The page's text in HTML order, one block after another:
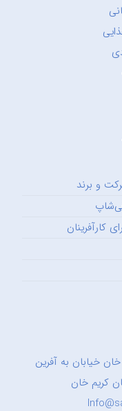
و برند
کارآفرینان
خیابان به آفرین